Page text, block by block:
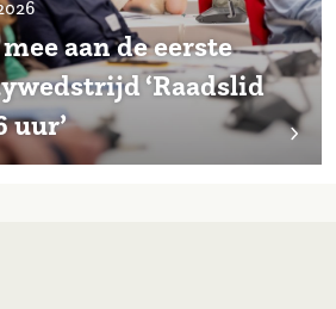
aan de eerste
‘Raadslid
uur’